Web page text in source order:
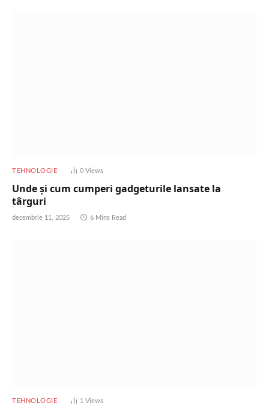
TEHNOLOGIE 0 Views
Unde și cum cumperi gadgeturile lansate la
târguri
decembrie 11, 2025 6 Mins Read
TEHNOLOGIE 1 Views